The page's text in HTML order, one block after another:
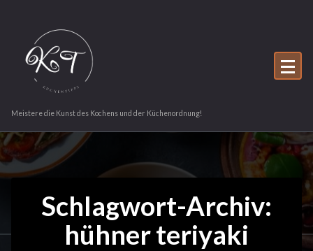
springen
Meistere die Kunst des Kochens und der Küchenordnung!
Schlagwort-Archiv:
hühner teriyaki